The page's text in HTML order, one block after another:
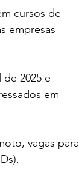
cursos de
empresas
2025 e
em
vagas para